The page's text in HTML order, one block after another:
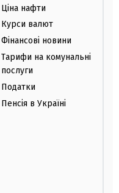
Ціна нафти
Курси валют
Фінансові новини
Тарифи на комунальні
послуги
Податки
Пенсія в Україні